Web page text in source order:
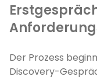
Der Prozess
Discovery-